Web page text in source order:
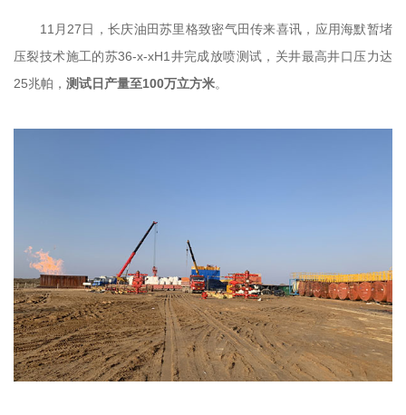
11月27日，长庆油田苏里格致密气田传来喜讯，应用海默暂堵
压裂技术施工的苏36-x-xH1井完成放喷测试，关井最高井口压力达
25兆帕， 测试日产量至100万立方米。